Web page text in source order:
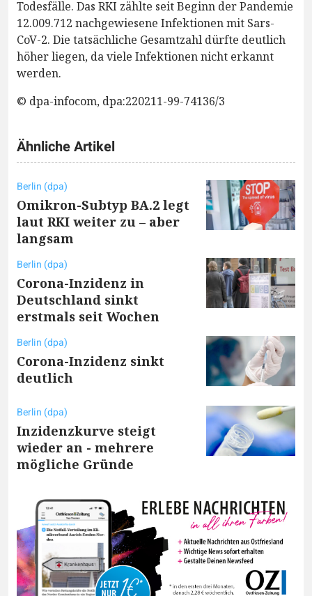
Todesfälle. Das RKI zählte seit Beginn der Pandemie
12.009.712 nachgewiesene Infektionen mit Sars-
CoV-2. Die tatsächliche Gesamtzahl dürfte deutlich
höher liegen, da viele Infektionen nicht erkannt
werden.
© dpa-infocom, dpa:220211-99-74136/3
Ähnliche Artikel
Berlin (dpa)
Omikron-Subtyp BA.2 legt
laut RKI weiter zu – aber
langsam
Berlin (dpa)
Corona-Inzidenz in
Deutschland sinkt
erstmals seit Wochen
Berlin (dpa)
Corona-Inzidenz sinkt
deutlich
Berlin (dpa)
Inzidenzkurve steigt
wieder an - mehrere
mögliche Gründe